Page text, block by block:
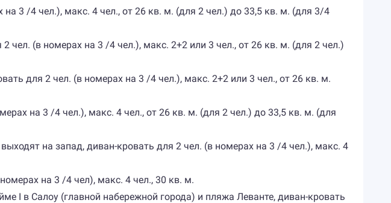
3 /4 чел.), макс. 4 чел., от 26 кв. м. (для 2 чел.) до 33,5 кв. м. (для 3/4
чел. (в номерах на 3 /4 чел.), макс. 2+2 или 3 чел., от 26 кв. м. (для 2 чел.)
для 2 чел. (в номерах на 3 /4 чел.), макс. 2+2 или 3 чел., от 26 кв. м.
на 3 /4 чел.), макс. 4 чел., от 26 кв. м. (для 2 чел.) до 33,5 кв. м. (для
на запад, диван-кровать для 2 чел. (в номерах на 3 /4 чел.), макс. 4
на 3 /4 чел), макс. 4 чел., 30 кв. м.
I в Салоу (главной набережной города) и пляжа Леванте, диван-кровать